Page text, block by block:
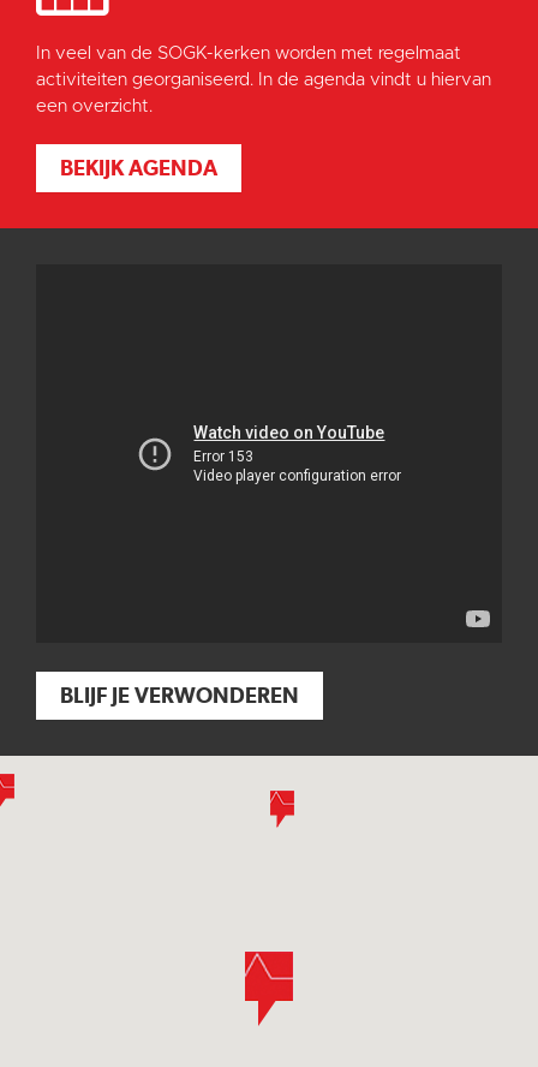
In veel van de SOGK-kerken worden met regelmaat
activiteiten georganiseerd. In de agenda vindt u hiervan
een overzicht.
BEKIJK AGENDA
BLIJF JE VERWONDEREN